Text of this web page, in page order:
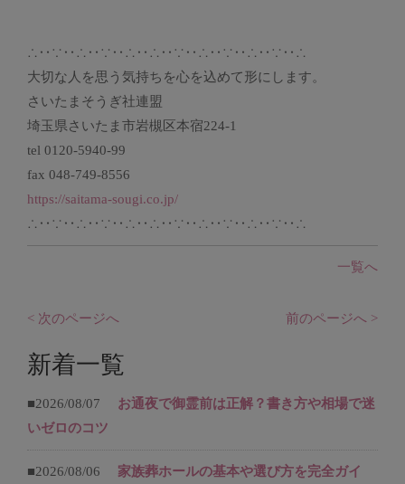
∴‥∵‥∴‥∵‥∴‥∴‥∵‥∴‥∵‥∴‥∵‥∴
大切な人を思う気持ちを心を込めて形にします。
さいたまそうぎ社連盟
埼玉県さいたま市岩槻区本宿224-1
tel 0120-5940-99
fax 048-749-8556
https://saitama-sougi.co.jp/
∴‥∵‥∴‥∵‥∴‥∴‥∵‥∴‥∵‥∴‥∵‥∴
一覧へ
< 次のページへ 前のページへ >
新着一覧
■2026/08/07
お通夜で御霊前は正解？書き方や相場で迷
いゼロのコツ
■2026/08/06
家族葬ホールの基本や選び方を完全ガイ